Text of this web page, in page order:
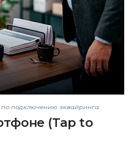
подключению эквайринга
(Tap to